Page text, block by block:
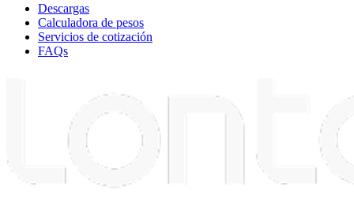
Descargas
Calculadora de pesos
Servicios de cotización
FAQs